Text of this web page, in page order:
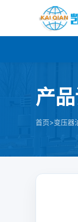
产
首页>变压器